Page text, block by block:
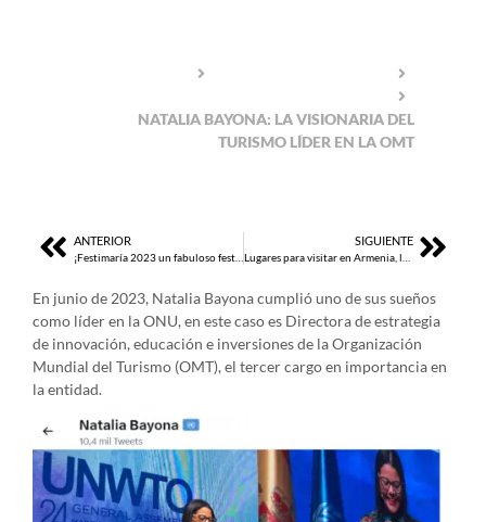
NATALIA BAYONA: LA VISIONARIA DEL
TURISMO LÍDER EN LA OMT
ANTERIOR
¡Festimaría 2023 un fabuloso festival, y sentido homenaje a Rafael Ricardo!”
SIGUIENTE
En junio de 2023, Natalia Bayona cumplió uno de sus sueños
como líder en la ONU, en este caso es Directora de estrategia
de innovación, educación e inversiones de la Organización
Mundial del Turismo (OMT), el tercer cargo en importancia en
la entidad.